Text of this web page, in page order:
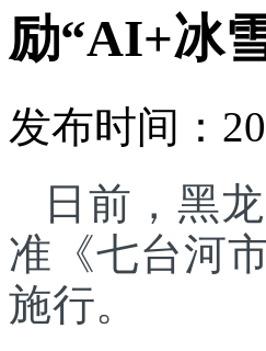
励“AI+冰
发布时间：
日前，黑
准《七台河
施行。